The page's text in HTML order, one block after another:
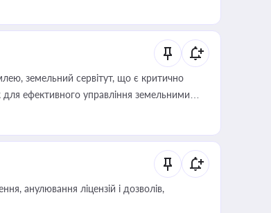
земельний сервітут, що є критично
ефективного управління земельними
анулювання ліцензій і дозволів,